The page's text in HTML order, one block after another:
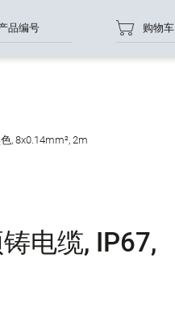
品编号 购物车
, 8x0.14mm², 2m
电缆, IP67,